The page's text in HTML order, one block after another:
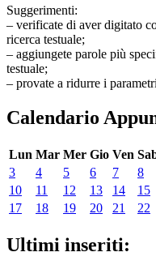
Suggerimenti:
– verificate di aver digitato
ricerca testuale;
– aggiungete parole più
testuale;
– provate a ridurre i
Calendario
Lun Mar Mer Gio Ven
3
4 5 6 7 8
10
11 12 13 14 15
17
18 19 20 21 22
Ultimi inseriti: